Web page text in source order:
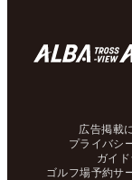
広告掲載
プライバシ
ガイ
ゴルフ場予約サ